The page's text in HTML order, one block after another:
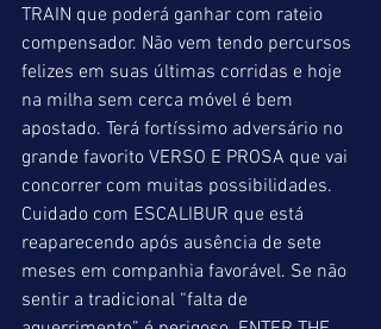
TRAIN que poderá ganhar com rateio
compensador. Não vem tendo percursos
felizes em suas últimas corridas e hoje
na milha sem cerca móvel é bem
apostado. Terá fortíssimo adversário no
grande favorito VERSO E PROSA que vai
concorrer com muitas possibilidades.
Cuidado com ESCALIBUR que está
reaparecendo após ausência de sete
meses em companhia favorável. Se não
sentir a tradicional “falta de